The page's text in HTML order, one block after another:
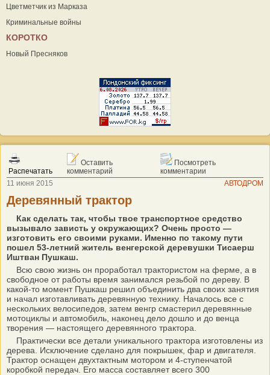
Цветметчик из Марказа
Криминальные войны
КОРОТКО
Новый Пресняков
Распечатать
Оставить
комментарий
Посмотреть
комментарии
11 июня 2015
АВТОДРОМ
Деревянный трактор
Как сделать так, чтобы твое транспортное средство
вызывало зависть у окружающих? Очень просто —
изготовить его своими руками. Именно по такому пути
пошел 53-летний житель венгерской деревушки Тисаерш
Иштван Пушкаш.
Всю свою жизнь он проработал трактористом на ферме, а в
свободное от работы время занимался резьбой по дереву. В
какой-то момент Пушкаш решил объединить два своих занятия
и начал изготавливать деревянную технику. Началось все с
нескольких велосипедов, затем венгр смастерил деревянные
мотоциклы и автомобиль, наконец дело дошло и до венца
творения — настоящего деревянного трактора.
Практически все детали уникального трактора изготовлены из
дерева. Исключение сделано для покрышек, фар и двигателя.
Трактор оснащен двухтактным мотором и 4-ступенчатой
коробкой передач. Его масса составляет всего 300